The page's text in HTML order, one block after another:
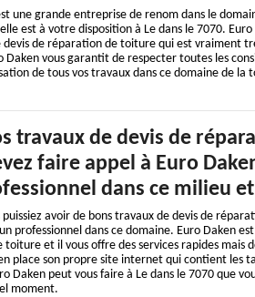
une grande entreprise de renom dans le
est à votre disposition à Le dans le 7070.
devis de réparation de toiture qui est vraiment
Daken vous garantit de respecter toutes les
de tous vos travaux dans ce domaine de la
travaux de devis de
faire appel à Euro
dans ce milieu et
puissiez avoir de bons travaux de devis de
professionnel dans ce domaine. Euro Daken
et il vous offre des services rapides mais
place son propre site internet qui contient les
Daken peut vous faire à Le dans le 7070 que
moment.